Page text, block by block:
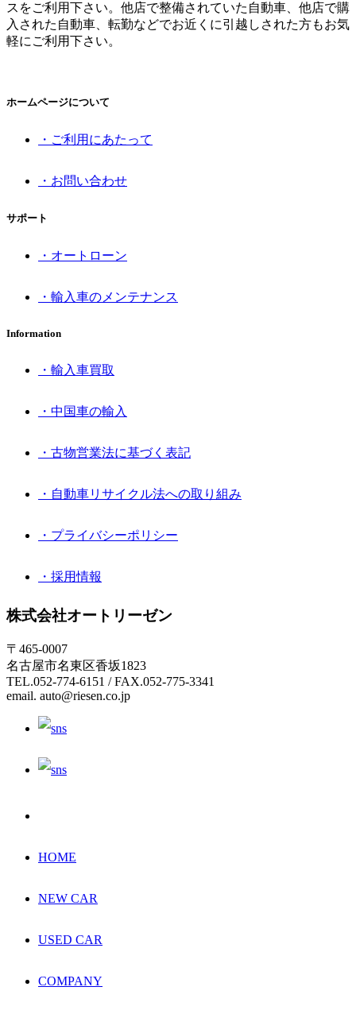
スをご利用下さい。他店で整備されていた自動車、他店で購
入された自動車、転勤などでお近くに引越しされた方もお気
軽にご利用下さい。
ホームページについて
・ご利用にあたって
・お問い合わせ
サポート
・オートローン
・輸入車のメンテナンス
Information
・輸入車買取
・中国車の輸入
・古物営業法に基づく表記
・自動車リサイクル法への取り組み
・プライバシーポリシー
・採用情報
株式会社オートリーゼン
〒465-0007
名古屋市名東区香坂1823
TEL.052-774-6151 / FAX.052-775-3341
email. auto@riesen.co.jp
HOME
NEW CAR
USED CAR
COMPANY